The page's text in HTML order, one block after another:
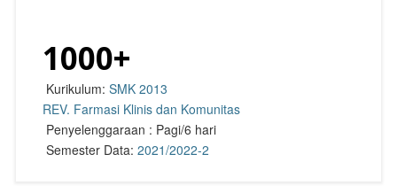
1000+
Kurikulum: SMK 2013
REV. Farmasi Klinis dan Komunitas
Penyelenggaraan : Pagi/6 hari
Semester Data: 2021/2022-2